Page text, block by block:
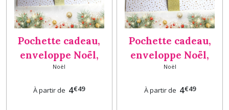
Pochette cadeau,
enveloppe Noël,
porte chèque, billet,
carte cadeau fait
main BOULE dorée
Noël
À partir de 4€49
Pochette cadeau,
enveloppe Noël,
porte chèque, billet,
carte cadeau fait
main FLEUR doré
Noël
À partir de 4€49